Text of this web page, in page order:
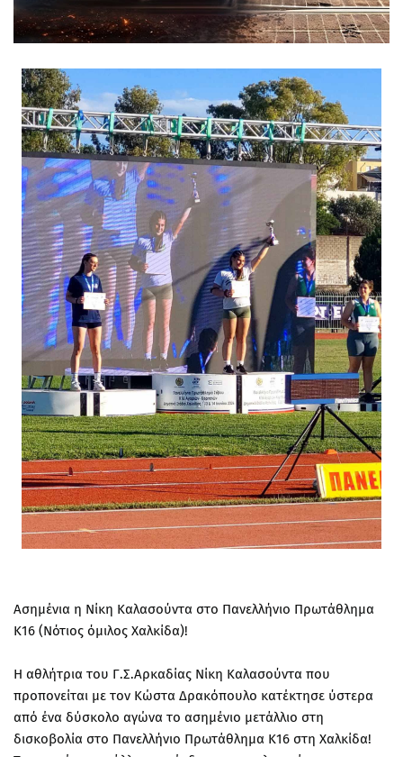
Ασημένια η Νίκη Καλασούντα στο Πανελλήνιο Πρωτάθλημα
Κ16 (Νότιος όμιλος Χαλκίδα)!
Η αθλήτρια του Γ.Σ.Αρκαδίας Νίκη Καλασούντα που
προπονείται με τον Κώστα Δρακόπουλο κατέκτησε ύστερα
από ένα δύσκολο αγώνα το ασημένιο μετάλλιο στη
δισκοβολία στο Πανελλήνιο Πρωτάθλημα Κ16 στη Χαλκίδα!